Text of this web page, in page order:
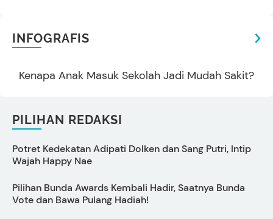
INFOGRAFIS
Kenapa Anak Masuk Sekolah Jadi Mudah Sakit?
PILIHAN REDAKSI
Potret Kedekatan Adipati Dolken dan Sang Putri, Intip
Wajah Happy Nae
Pilihan Bunda Awards Kembali Hadir, Saatnya Bunda
Vote dan Bawa Pulang Hadiah!